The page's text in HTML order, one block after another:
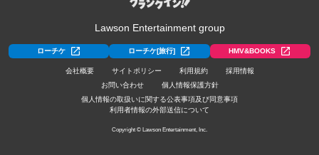
Lawson Entertainment group
ローチケ ローチケ[旅行] HMV&BOOKS
会社概要 サイトポリシー 利用規約
採用情報
お問い合わせ
個人情報保護方針
個人情報の取扱いに関する公表事項及び同意事項
利用者情報の外部送信について
Copyright © Lawson Entertainment, Inc.